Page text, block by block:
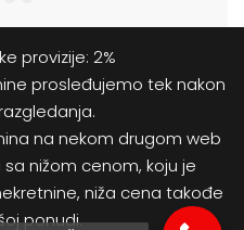
provizije: 2%
prosleđujemo tek nakon
na nekom drugom web
nižom cenom, koju je
niža cena takođe
ponudi.